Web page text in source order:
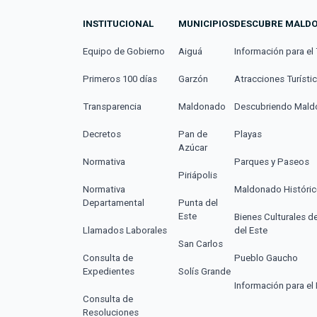
INSTITUCIONAL
Equipo de Gobierno
Primeros 100 días
Transparencia
Decretos
Normativa
Normativa
Departamental
Llamados Laborales
Consulta de
Expedientes
Consulta de
Resoluciones
MUNICIPIOS
Aiguá
Garzón
Maldonado
Pan de
Azúcar
Piriápolis
Punta del
Este
San Carlos
Solís Grande
DESCUBRE
Información para el
Atracciones
Descubriendo
Playas
Parques y Paseos
Maldonado
Bienes Culturales
del Este
Pueblo Gaucho
Información para el